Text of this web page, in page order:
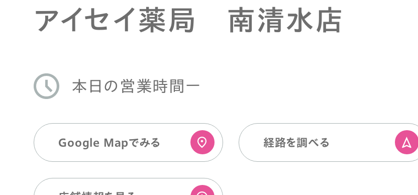
アイセイ薬局 南清水店
本日の営業時間 ー
Google Mapでみる 経路を調べる